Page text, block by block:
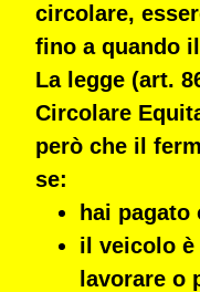
circolare,
fino a quando
La legge (art.
Circolare
però che il
se:
hai pagato
il veicolo è
lavorare o